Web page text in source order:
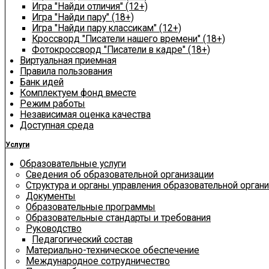
Игра "Найди отличия" (12+)
Игра "Найди пару" (18+)
Игра "Найди пару классикам" (12+)
Кроссворд "Писатели нашего времени" (18+)
Фотокроссворд "Писатели в кадре" (18+)
Виртуальная приемная
Правила пользования
Банк идей
Комплектуем фонд вместе
Режим работы
Независимая оценка качества
Доступная среда
Услуги
Образовательные услуги
Сведения об образовательной организации
Структура и органы управления образовательной
Документы
Образовательные программы
Образовательные стандарты и требования
Руководство
Педагогический состав
Материально-техническое обеспечение
Международное сотрудничество